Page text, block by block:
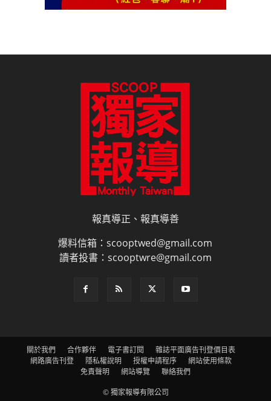
報真導正、報真導善
爆料信箱：scooptwed@gmail.com
讀者投書：scooptwre@gmail.com
關於我們 合作夥伴 電子書訂閱
雜誌平面廣告刊登價目表
網路廣告刊登
隱私權說明 授權申請程序
網站使用條款
免責聲明
網站導覽
聯絡我們
© 獨家報導有限公司